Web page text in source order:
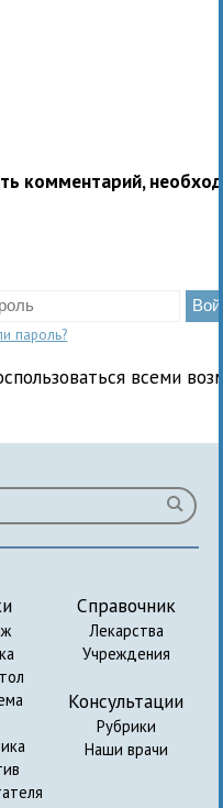
комментарий,
пароль?
всеми
Справочник
Лекарства
Учреждения
Консультации
Рубрики
Наши врачи